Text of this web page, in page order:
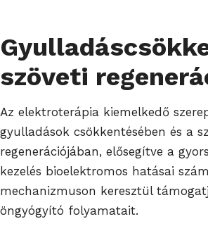
szöveti
Az elektroterápia kiemelkedő
gyulladások csökkentésében és a
regenerációjában, elősegítve a
kezelés bioelektromos hatásai
mechanizmuson keresztül
öngyógyító folyamatait.